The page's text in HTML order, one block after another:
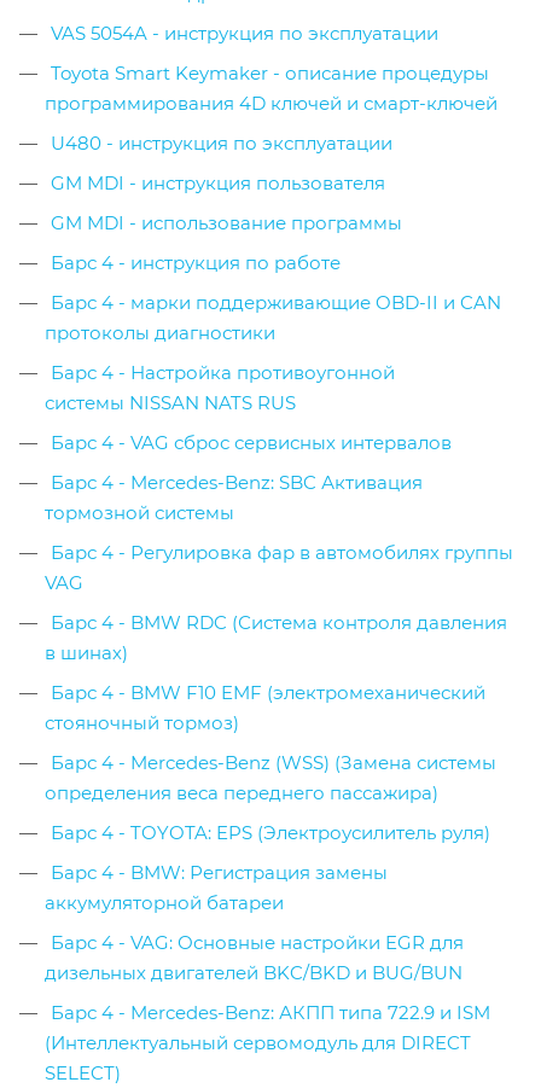
VAS 5054A - инструкция по эксплуатации
Toyota Smart Keymaker - описание процедуры
программирования 4D ключей и смарт-ключей
U480 - инструкция по эксплуатации
GM MDI - инструкция пользователя
GM MDI - использование программы
Барс 4 - инструкция по работе
Барс 4 - марки поддерживающие OBD-II и CAN
протоколы диагностики
Барс 4 - Настройка противоугонной
системы NISSAN NATS RUS
Барс 4 - VAG сброс сервисных интервалов
Барс 4 - Mercedes-Benz: SBC Активация
тормозной системы
Барс 4 - Регулировка фар в автомобилях группы
VAG
Барс 4 - BMW RDC (Система контроля давления
в шинах)
Барс 4 - BMW F10 EMF (электромеханический
стояночный тормоз)
Барс 4 - Mercedes-Benz (WSS) (Замена системы
определения веса переднего пассажира)
Барс 4 - TOYOTA: EPS (Электроусилитель руля)
Барс 4 - BMW: Регистрация замены
аккумуляторной батареи
Барс 4 - VAG: Основные настройки EGR для
дизельных двигателей BKC/BKD и BUG/BUN
Барс 4 - Mercedes-Benz: АКПП типа 722.9 и ISM
(Интеллектуальный сервомодуль для DIRECT
SELECT)